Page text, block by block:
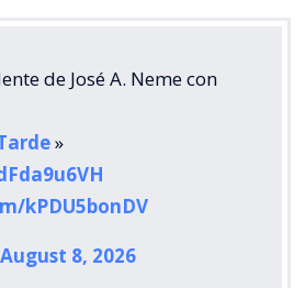
de José A. Neme con
»
kPDU5bonDV
August 8, 2026